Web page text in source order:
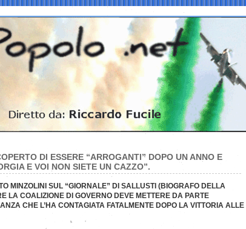
DI ESSERE “ARROGANTI” DOPO UN ANNO E
E VOI NON SIETE UN CAZZO”.
MINZOLINI SUL “GIORNALE” DI SALLUSTI (BIOGRAFO DELLA
LA COALIZIONE DI GOVERNO DEVE METTERE DA PARTE
CHE L’HA CONTAGIATA FATALMENTE DOPO LA VITTORIA ALLE